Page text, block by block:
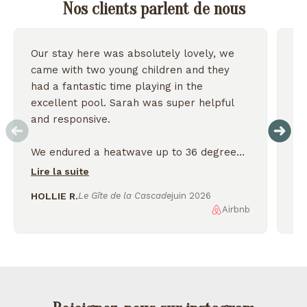
Nos clients parlent de nous
Our stay here was absolutely lovely, we
came with two young children and they
had a fantastic time playing in the
excellent pool. Sarah was super helpful
and responsive.
We endured a heatwave up to 36 degrees
but the house stayed nice and cool and we
We enjoyed exploring the nearby lakes
Lire la suite
HOLLIE R.Le Gîte de la Cascadejuin 2026
Airbnb